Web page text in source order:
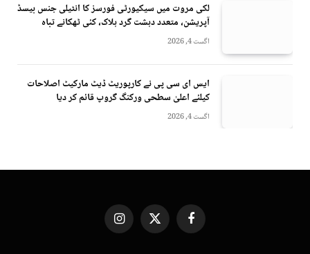
لکی مروت میں سیکیورٹی فورسز کا انٹیلی جنس بیسڈ
آپریشن، متعدد دہشت گرد ہلاک، کئی ٹھکانے تباہ
اگست 4, 2026
ایس ای سی پی نے کارپوریٹ ڈیٹ مارکیٹ اصلاحات
کیلئے اعلیٰ سطحی ورکنگ گروپ قائم کر دیا
اگست 4, 2026
Facebook
X
(Twitter)
Instagram